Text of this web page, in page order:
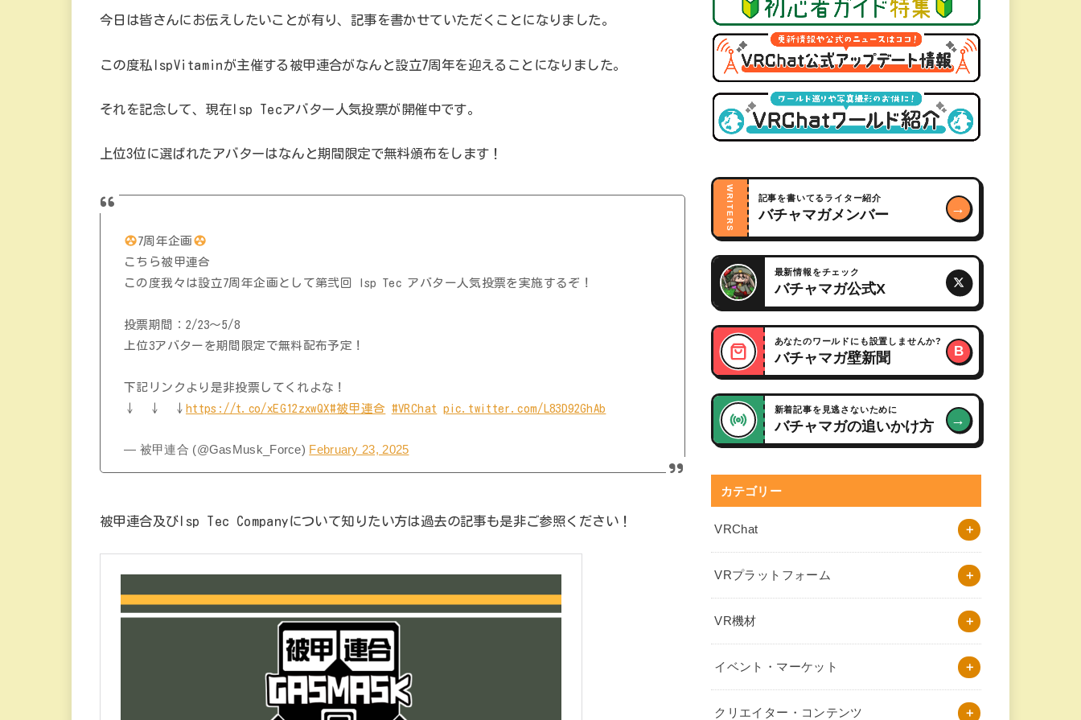
今日は皆さんにお伝えしたいことが有り、記事を書かせていただくことになりました。
この度私IspVitaminが主催する被甲連合がなんと設立7周年を迎えることになりました。
それを記念して、現在Isp Tecアバター人気投票が開催中です。
上位3位に選ばれたアバターはなんと期間限定で無料頒布をします！
7周年企画
こちら被甲連合
この度我々は設立7周年企画として第弐回 Isp Tec アバター人気投票を実施するぞ！
投票期間：2/23～5/8
上位3アバターを期間限定で無料配布予定！
下記リンクより是非投票してくれよな！
↓ ↓ ↓ https://t.co/xEG12zxwQX#被甲連合 #VRChat pic.twitter.com/L83D92GhAb
— 被甲連合 (@GasMusk_Force) February 23, 2025
被甲連合及びIsp Tec Companyについて知りたい方は過去の記事も是非ご参照ください！
WRITERS 記事を書いてるライター紹介
バチャマガメンバー →
最新情報をチェック
バチャマガ公式X
あなたのワールドにも設置しませんか?
バチャマガ壁新聞 B
新着記事を見逃さないために
バチャマガの追いかけ方 →
カテゴリー
VRChat
VRプラットフォーム
VR機材
イベント・マーケット
クリエイター・コンテンツ